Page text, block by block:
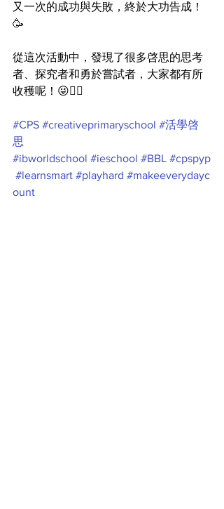
又一次的成功與失敗，終於大功告成！
🥳
從這次活動中，發現了很多啓思的思考
者、探究者和勇於嘗試者，大家都有所
收穫呢！😜👍🏻
#CPS #creativeprimaryschool #活學啓
思
#ibworldschool #ieschool #BBL #cpspyp
#learnsmart #playhard #makeeverydayc
ount